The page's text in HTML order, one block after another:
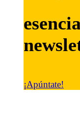
¡Apúntate!